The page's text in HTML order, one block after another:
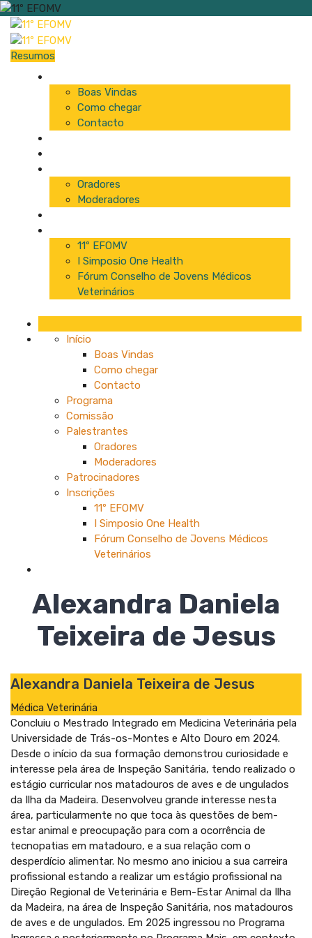
Resumos
Boas Vindas
Como chegar
Contacto
Oradores
Moderadores
11º EFOMV
I Simposio One Health
Fórum Conselho de Jovens Médicos
Veterinários
Início
Boas Vindas
Como chegar
Contacto
Programa
Comissão
Palestrantes
Oradores
Moderadores
Patrocinadores
Inscrições
11º EFOMV
I Simposio One Health
Fórum Conselho de Jovens Médicos
Veterinários
Alexandra Daniela
Teixeira de Jesus
Alexandra Daniela Teixeira de Jesus
Médica Veterinária
Concluiu o Mestrado Integrado em Medicina Veterinária pela
Universidade de Trás-os-Montes e Alto Douro em 2024.
Desde o início da sua formação demonstrou curiosidade e
interesse pela área de Inspeção Sanitária, tendo realizado o
estágio curricular nos matadouros de aves e de ungulados
da Ilha da Madeira. Desenvolveu grande interesse nesta
área, particularmente no que toca às questões de bem-
estar animal e preocupação para com a ocorrência de
tecnopatias em matadouro, e a sua relação com o
desperdício alimentar. No mesmo ano iniciou a sua carreira
profissional estando a realizar um estágio profissional na
Direção Regional de Veterinária e Bem-Estar Animal da Ilha
da Madeira, na área de Inspeção Sanitária, nos matadouros
de aves e de ungulados. Em 2025 ingressou no Programa